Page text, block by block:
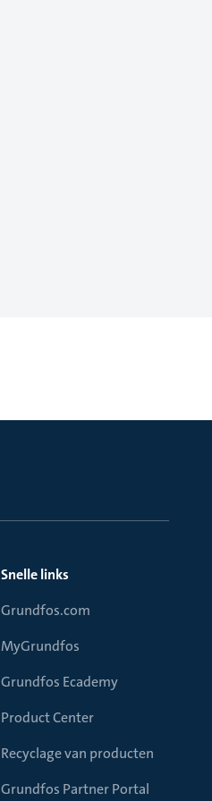
Snelle links
Grundfos.com
MyGrundfos
Grundfos Ecademy
Product Center
Recyclage van producten
Grundfos Partner Portal